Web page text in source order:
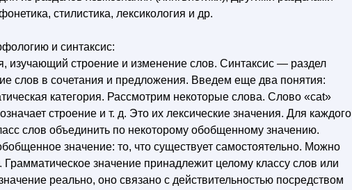
стилистика, лексикология и др.
и синтаксис:
изучающий строение и изменение слов. Синтаксис — раздел
слов в сочетания и предложения. Введем еще два понятия:
категория. Рассмотрим некоторые слова. Слово «cat»
строение и т. д. Это их лексические значения. Для каждого
слов объединить по некоторому обобщенному значению.
значение: то, что существует самостоятельно. Можно
Грамматическое значение принадлежит целому классу слов или
реально, оно связано с действительностью посредством